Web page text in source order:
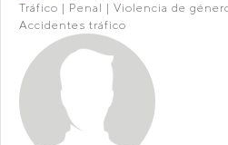
Tráfico | Penal | Violencia de
Accidentes tráfico